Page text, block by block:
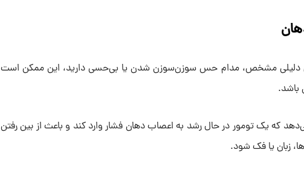
دلیلی مشخص، مدام حس سوزن‌سوزن شدن یا بی‌حسی دارید، این ممکن است
باشد.
که یک تومور در حال رشد به اعصاب دهان فشار وارد کند و باعث از بین رفتن
زبان یا فک شود.